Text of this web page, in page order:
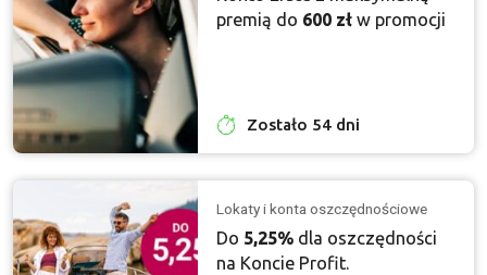
premią do 600 zł w promocji
Zostało 54 dni
Lokaty i konta oszczędnościowe
Do 5,25% dla oszczędności
na Koncie Profit.